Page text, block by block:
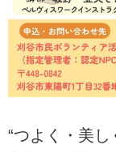
“つよく・美